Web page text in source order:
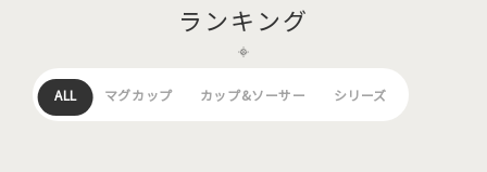
ランキング
ALL マグカップ カップ&ソーサー シリーズ